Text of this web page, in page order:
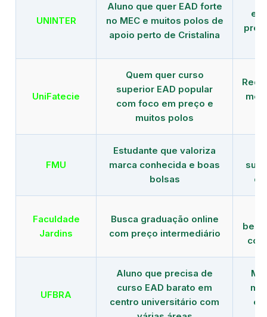
UNINTER
Aluno que quer EAD forte
no MEC e muitos polos de
apoio perto de Cristalina
UniFatecie
Quem quer curso
superior EAD popular
com foco em preço e
muitos polos
FMU
Estudante que valoriza
marca conhecida e boas
bolsas
Faculdade
Jardins
Busca graduação online
com preço intermediário
UFBRA
Aluno que precisa de
curso EAD barato em
centro universitário com